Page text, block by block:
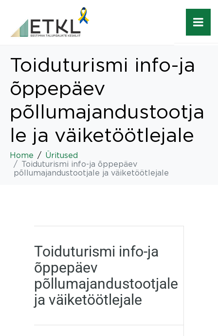
Toiduturismi info-ja
õppepäev
põllumajandustootja
le ja väiketöötlejale
Home
Üritused
Toiduturismi info-ja õppepäev
põllumajandustootjale ja väiketöötlejale
Toiduturismi info-ja
õppepäev
põllumajandustootjale
ja väiketöötlejale